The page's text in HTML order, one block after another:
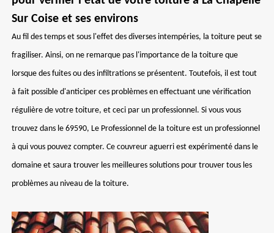
Sur Coise et ses environs
Au fil des temps et sous l'effet des diverses intempéries, la toiture peut se
fragiliser. Ainsi, on ne remarque pas l'importance de la toiture que
lorsque des fuites ou des infiltrations se présentent. Toutefois, il est tout
à fait possible d'anticiper ces problèmes en effectuant une vérification
régulière de votre toiture, et ceci par un professionnel. Si vous vous
trouvez dans le 69590, Le Professionnel de la toiture est un professionnel
à qui vous pouvez compter. Ce couvreur aguerri est expérimenté dans le
domaine et saura trouver les meilleures solutions pour trouver tous les
problèmes au niveau de la toiture.